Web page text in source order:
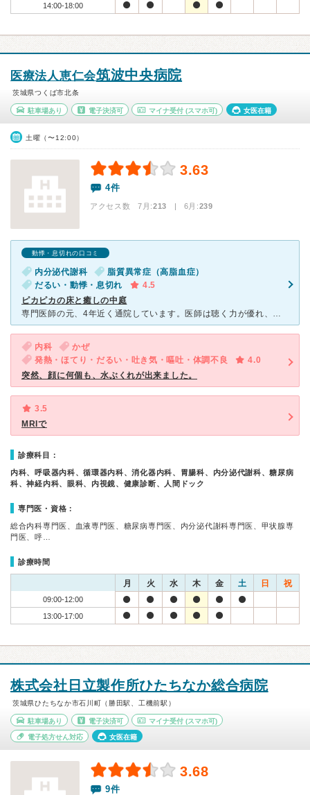
14:00-18:00
医療法人恵仁会筑波中央病院
茨城県つくば市北条
駐車場あり 電子決済可 マイナ受付 (スマホ可) 女医在籍
土曜（〜12:00）
3.63
4件
アクセス数 7月:213 | 6月:239
動悸・息切れの口コミ
内分泌代謝科
脂質異常症（高脂血症）
だるい・動悸・息切れ
4.5
ピカピカの床と癒しの中庭
専門医師の元、4年近く通院しています。医師は聴く力が優れ、神経質な私の不安は受診毎に解消されています。専門医師というより総合診療医という感じです。看護師さんは親切で、いつも身近な存在に感じます。私は医
内科
かぜ
発熱・ほてり・だるい・吐き気・嘔吐・体調不良
4.0
突然、顔に何個も、水ぶくれが出来ました。
3.5
MRIで
診療科目：
内科、呼吸器内科、循環器内科、消化器内科、胃腸科、内分泌代謝科、糖尿病
科、神経内科、眼科、内視鏡、健康診断、人間ドック
専門医・資格：
総合内科専門医、血液専門医、糖尿病専門医、内分泌代謝科専門医、甲状腺専
門医、呼…
診療時間
月 火 水 木 金 土 日 祝
09:00-12:00
13:00-17:00
株式会社日立製作所ひたちなか総合病院
茨城県ひたちなか市石川町（勝田駅、工機前駅）
駐車場あり 電子決済可 マイナ受付 (スマホ可)
電子処方せん対応 女医在籍
3.68
9件